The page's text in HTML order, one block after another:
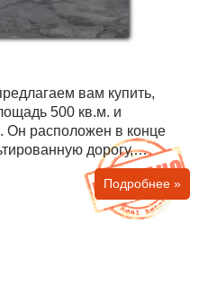
вам купить,
кв.м. и
дорогу,
электричество,
и канализация. В
как автомастерская
в супермаркет,
Подробнее »